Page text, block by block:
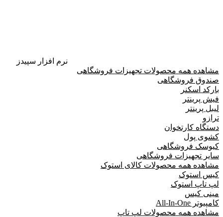
نرم افزار سپیدز
مشاهده همه محصولات تجهیزات فروشگاهی
صندوق فروشگاهی
بارکد اسکنر
فیش پرینتر
لیبل پرینتر
ترازو
دستگاه کارتخوان
کشوی پول
کیوسک فروشگاهی
سایر تجهیزات فروشگاهی
مشاهده همه محصولات کالای استوک
کیس استوک
لپ تاپ استوک
مینی کیس
کامپیوتر All-In-One
مشاهده همه محصولات لپ تاپ